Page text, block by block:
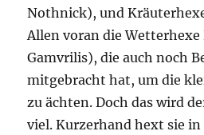
Nothnick), und
Allen voran die
Gamvrilis), die auch noch
mitgebracht hat, um die
zu ächten. Doch das wird
viel. Kurzerhand hext sie